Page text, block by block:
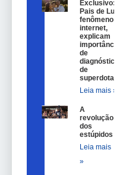
Exclusivo:
Pais de Lulu,
fenômeno na
internet,
explicam
importância
de
diagnóstico
de
superdotação
Leia mais »
A
revolução
dos
estúpidos
Leia mais
»